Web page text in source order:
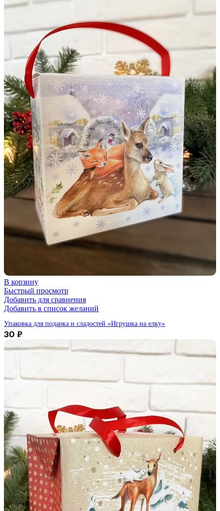
В корзину
Быстрый просмотр
Добавить для сравнения
Добавить в список желаний
Упаковка для подарка и сладостей «Игрушка на елку»
30 ₽